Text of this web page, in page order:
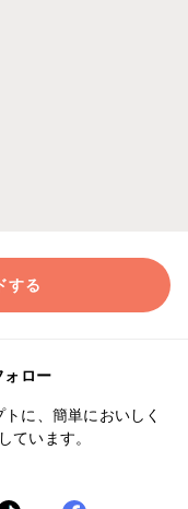
する
ォロー
に、簡単においしく
ています。